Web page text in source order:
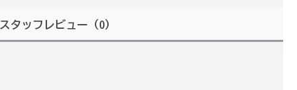
スタッフレビュー （0）